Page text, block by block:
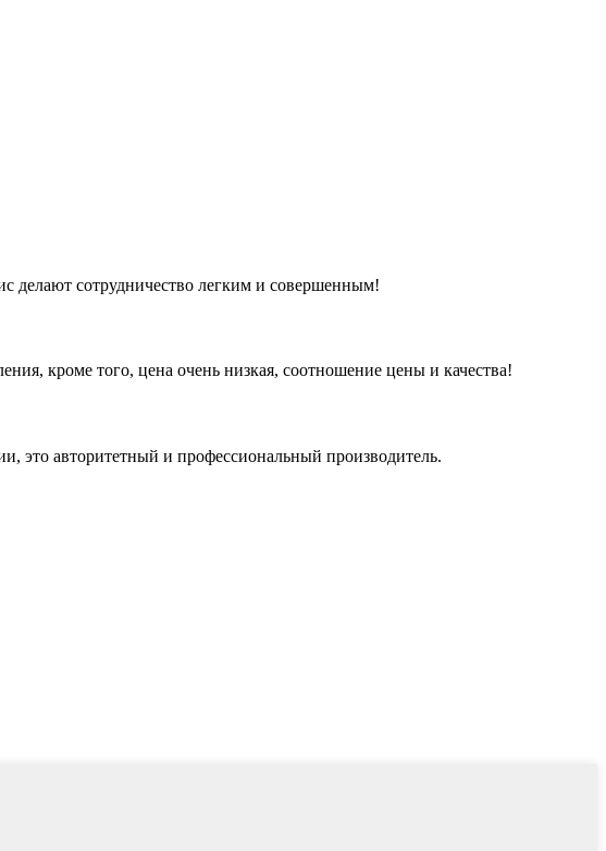
делают сотрудничество легким и совершенным!
кроме того, цена очень низкая, соотношение цены и качества!
это авторитетный и профессиональный производитель.